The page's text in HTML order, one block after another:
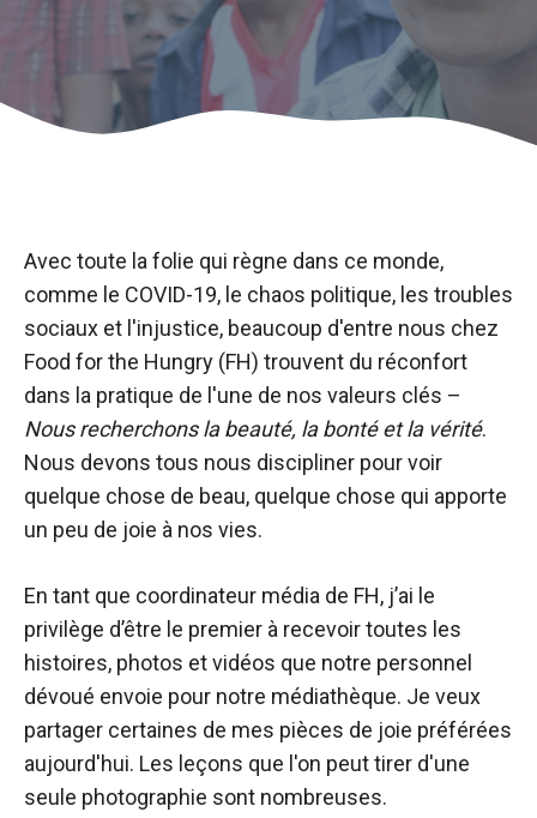
Avec toute la folie qui règne dans ce monde,
comme le COVID-19, le chaos politique, les troubles
sociaux et l'injustice, beaucoup d'entre nous chez
Food for the Hungry (FH) trouvent du réconfort
dans la pratique de l'une de nos valeurs clés –
Nous recherchons la beauté, la bonté et la vérité.
Nous devons tous nous discipliner pour voir
quelque chose de beau, quelque chose qui apporte
un peu de joie à nos vies.
En tant que coordinateur média de FH, j’ai le
privilège d’être le premier à recevoir toutes les
histoires, photos et vidéos que notre personnel
dévoué envoie pour notre médiathèque. Je veux
partager certaines de mes pièces de joie préférées
aujourd'hui. Les leçons que l'on peut tirer d'une
seule photographie sont nombreuses.